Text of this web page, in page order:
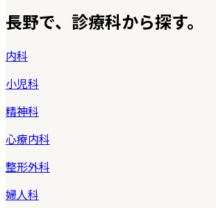
長野で、診療科から探す。
内科
小児科
精神科
心療内科
整形外科
婦人科